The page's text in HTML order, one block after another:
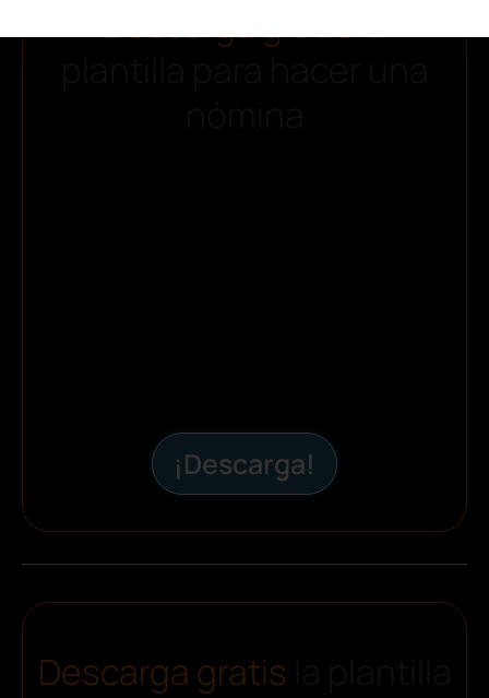
Descarga gratisla
¡Descarga!
Descarga gratis